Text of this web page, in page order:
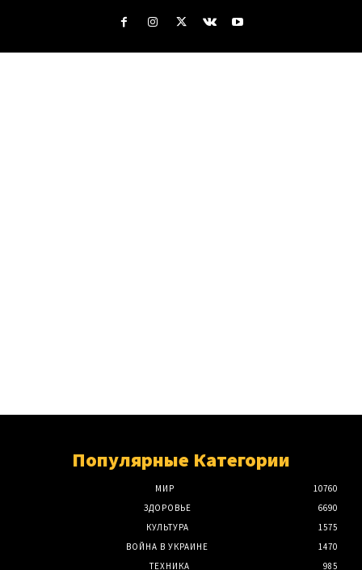
Популярные Категории
МИР
10760
ЗДОРОВЬЕ
6690
КУЛЬТУРА
1575
ВОЙНА В УКРАИНЕ
1470
ТЕХНИКА
985